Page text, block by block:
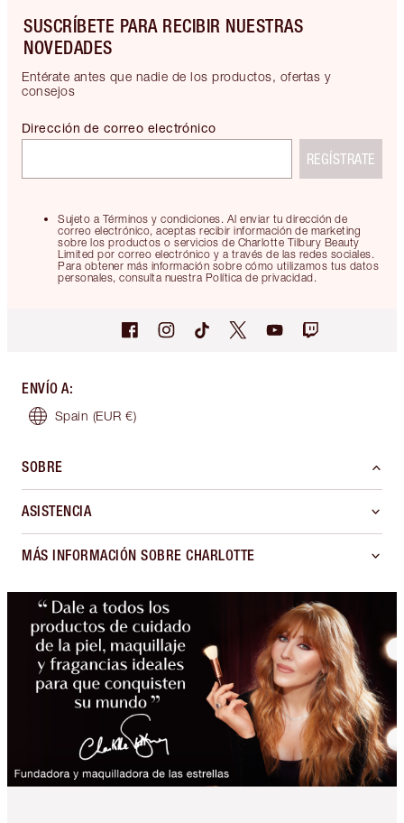
SUSCRÍBETE PARA RECIBIR NUESTRAS
NOVEDADES
Entérate antes que nadie de los productos, ofertas y
consejos
Sujeto a Términos y condiciones. Al enviar tu dirección de
correo electrónico, aceptas recibir información de marketing
sobre los productos o servicios de Charlotte Tilbury Beauty
Limited por correo electrónico y a través de las redes sociales.
Para obtener más información sobre cómo utilizamos tus datos
personales, consulta nuestra Política de privacidad.
Dirección de correo electrónico
REGÍSTRATE
ENVÍO A:
Spain (EUR €)
SOBRE
ASISTENCIA
MÁS INFORMACIÓN SOBRE CHARLOTTE